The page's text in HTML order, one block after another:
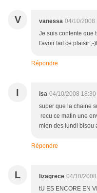
V vanessa 04/10/2008
Je suis contente que
t'avoir fait ce plaisir ;-
Répondre
I isa 04/10/2008 18:30
super que la chaine
recu ce matin une
mien des lundi bisou
Répondre
L lizagrece 04/10/
tU ES ENCORE EN